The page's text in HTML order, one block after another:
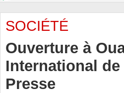
SOCIÉTÉ
Ouverture à
International
Presse